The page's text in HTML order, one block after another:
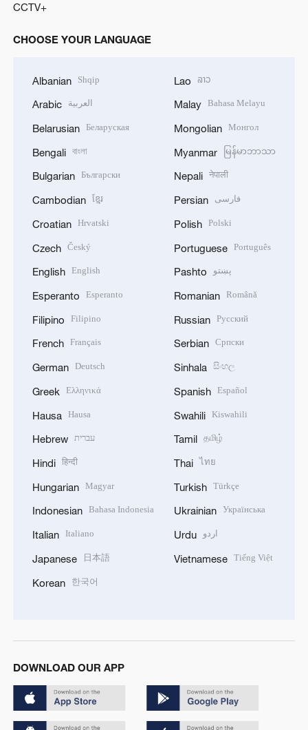
CCTV+
CHOOSE YOUR LANGUAGE
Albanian Shqip
Arabic العربية
Belarusian Беларуская
Bengali বাংলা
Bulgarian Български
Cambodian ខ្មែរ
Croatian Hrvatski
Czech Český
English English
Esperanto Esperanto
Filipino Filipino
French Français
German Deutsch
Greek Ελληνικά
Hausa Hausa
Hebrew עברית
Hindi हिन्दी
Hungarian Magyar
Indonesian Bahasa Indonesia
Italian Italiano
Japanese 日本語
Korean 한국어
Lao ລາວ
Malay Bahasa Melayu
Mongolian Монгол
Myanmar မြန်မာဘာသာ
Nepali नेपाली
Persian فارسی
Polish Polski
Portuguese Português
Pashto پښتو
Romanian Română
Russian Русский
Serbian Српски
Sinhala සිංහල
Spanish Español
Swahili Kiswahili
Tamil தமிழ்
Thai ไทย
Turkish Türkçe
Ukrainian Українська
Urdu اردو
Vietnamese Tiếng Việt
DOWNLOAD OUR APP